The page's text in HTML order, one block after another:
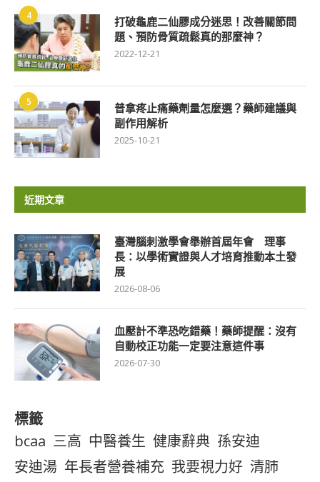
4
打破龜鹿二仙膠成分迷思！改善關節問
題、預防骨質疏鬆真的那麼神？
2022-12-21
5
普拿疼止痛藥劑量怎麼選？藥師建議與
副作用解析
2025-10-21
近期文章
臺灣腦刺激學會舉辦首屆年會 理事
長：以學術實證與人才培育推動本土發
展
2026-08-06
血壓計不準恐吃錯藥！藥師提醒：沒有
自動校正功能一定要注意這件事
2026-07-30
標籤
bcaa 三高 中醫養生 健康辭典 孫安迪
安迪湯 年長者營養補充 我要視力好 清肺